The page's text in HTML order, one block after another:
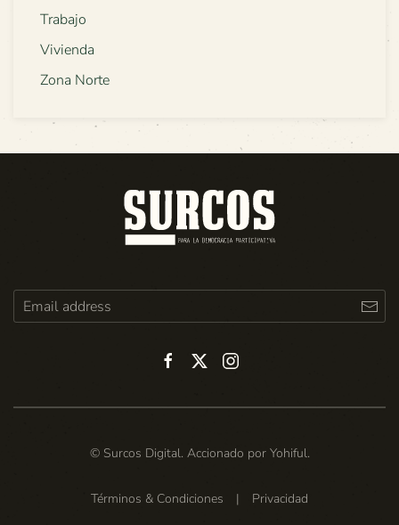
Trabajo
Vivienda
Zona Norte
© Surcos Digital. Accionado por Yohiful.
Términos & Condiciones | Privacidad